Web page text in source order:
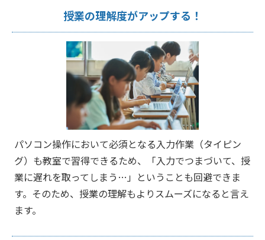
授業の理解度がアップする！
パソコン操作において必須となる入力作業（タイピン
グ）も教室で習得できるため、「入力でつまづいて、授
業に遅れを取ってしまう…」ということも回避できま
す。そのため、授業の理解もよりスムーズになると言え
ます。